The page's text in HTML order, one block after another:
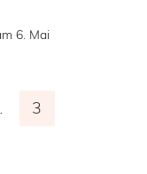
6. Mai
3